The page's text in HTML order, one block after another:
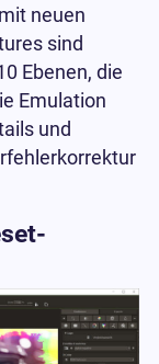
neuen
sind
Ebenen, die
Emulation
und